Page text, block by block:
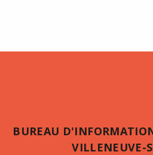
BUREAU
VILLENEUVE-